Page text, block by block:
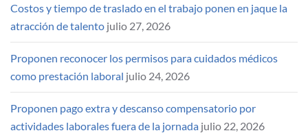
Costos y tiempo de traslado en el trabajo ponen en jaque la
atracción de talento julio 27, 2026
Proponen reconocer los permisos para cuidados médicos
como prestación laboral julio 24, 2026
Proponen pago extra y descanso compensatorio por
actividades laborales fuera de la jornada julio 22, 2026